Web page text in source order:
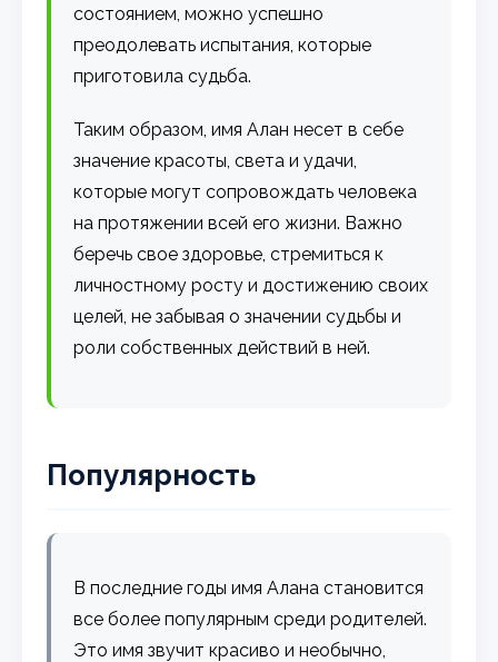
состоянием, можно успешно
преодолевать испытания, которые
приготовила судьба.
Таким образом, имя Алан несет в себе
значение красоты, света и удачи,
которые могут сопровождать человека
на протяжении всей его жизни. Важно
беречь свое здоровье, стремиться к
личностному росту и достижению своих
целей, не забывая о значении судьбы и
роли собственных действий в ней.
Популярность
В последние годы имя Алана становится
все более популярным среди родителей.
Это имя звучит красиво и необычно,